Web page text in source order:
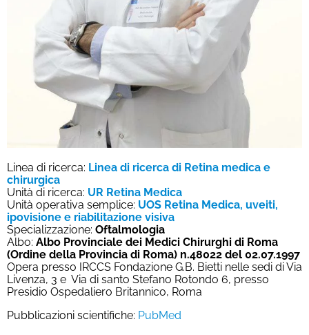
Linea di ricerca: Linea di ricerca di Retina medica e
chirurgica
Unità di ricerca: UR Retina Medica
Unità operativa semplice: UOS Retina Medica, uveiti,
ipovisione e riabilitazione visiva
Specializzazione: Oftalmologia
Albo: Albo Provinciale dei Medici Chirurghi di Roma
(Ordine della Provincia di Roma) n.48022 del 02.07.1997
Opera presso IRCCS Fondazione G.B. Bietti nelle sedi di Via
Livenza, 3 e Via di santo Stefano Rotondo 6, presso
Presidio Ospedaliero Britannico, Roma
Pubblicazioni scientifiche: PubMed